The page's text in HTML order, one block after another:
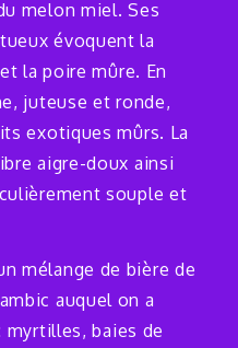
melon miel. Ses
évoquent la
la poire mûre. En
juteuse et ronde,
exotiques mûrs. La
aigre-doux ainsi
souple et
mélange de bière de
auquel on a
baies de